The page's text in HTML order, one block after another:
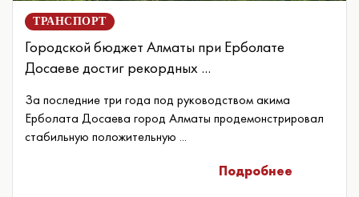
ТРАНСПОРТ
Городской бюджет Алматы при Ерболате
Досаеве достиг рекордных ...
За последние три года под руководством акима
Ерболата Досаева город Алматы продемонстрировал
стабильную положительную ...
Подробнее